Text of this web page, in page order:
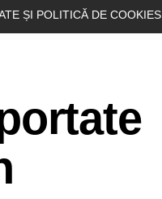
ȘI POLITICĂ DE COOKIES